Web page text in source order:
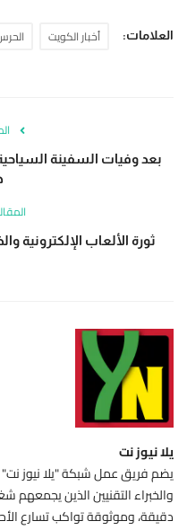
العلامات: أخبار الكويت
بعد وفيات السفينة
ثورة الألعاب الإلكترونية
يلا نيوز نت
يضم فريق عمل شبكة "يلا نيوز نت"
والخبراء التقنيين الذين
دقيقة، وموثوقة تواكب تسارع